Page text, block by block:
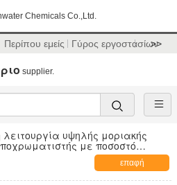
Chemicals Co.,Ltd.
Περίπου εμείς Γύρος εργοστασίων
>>
supplier.
λειτουργία υψηλής μοριακής
με ποσοστό
επαφή